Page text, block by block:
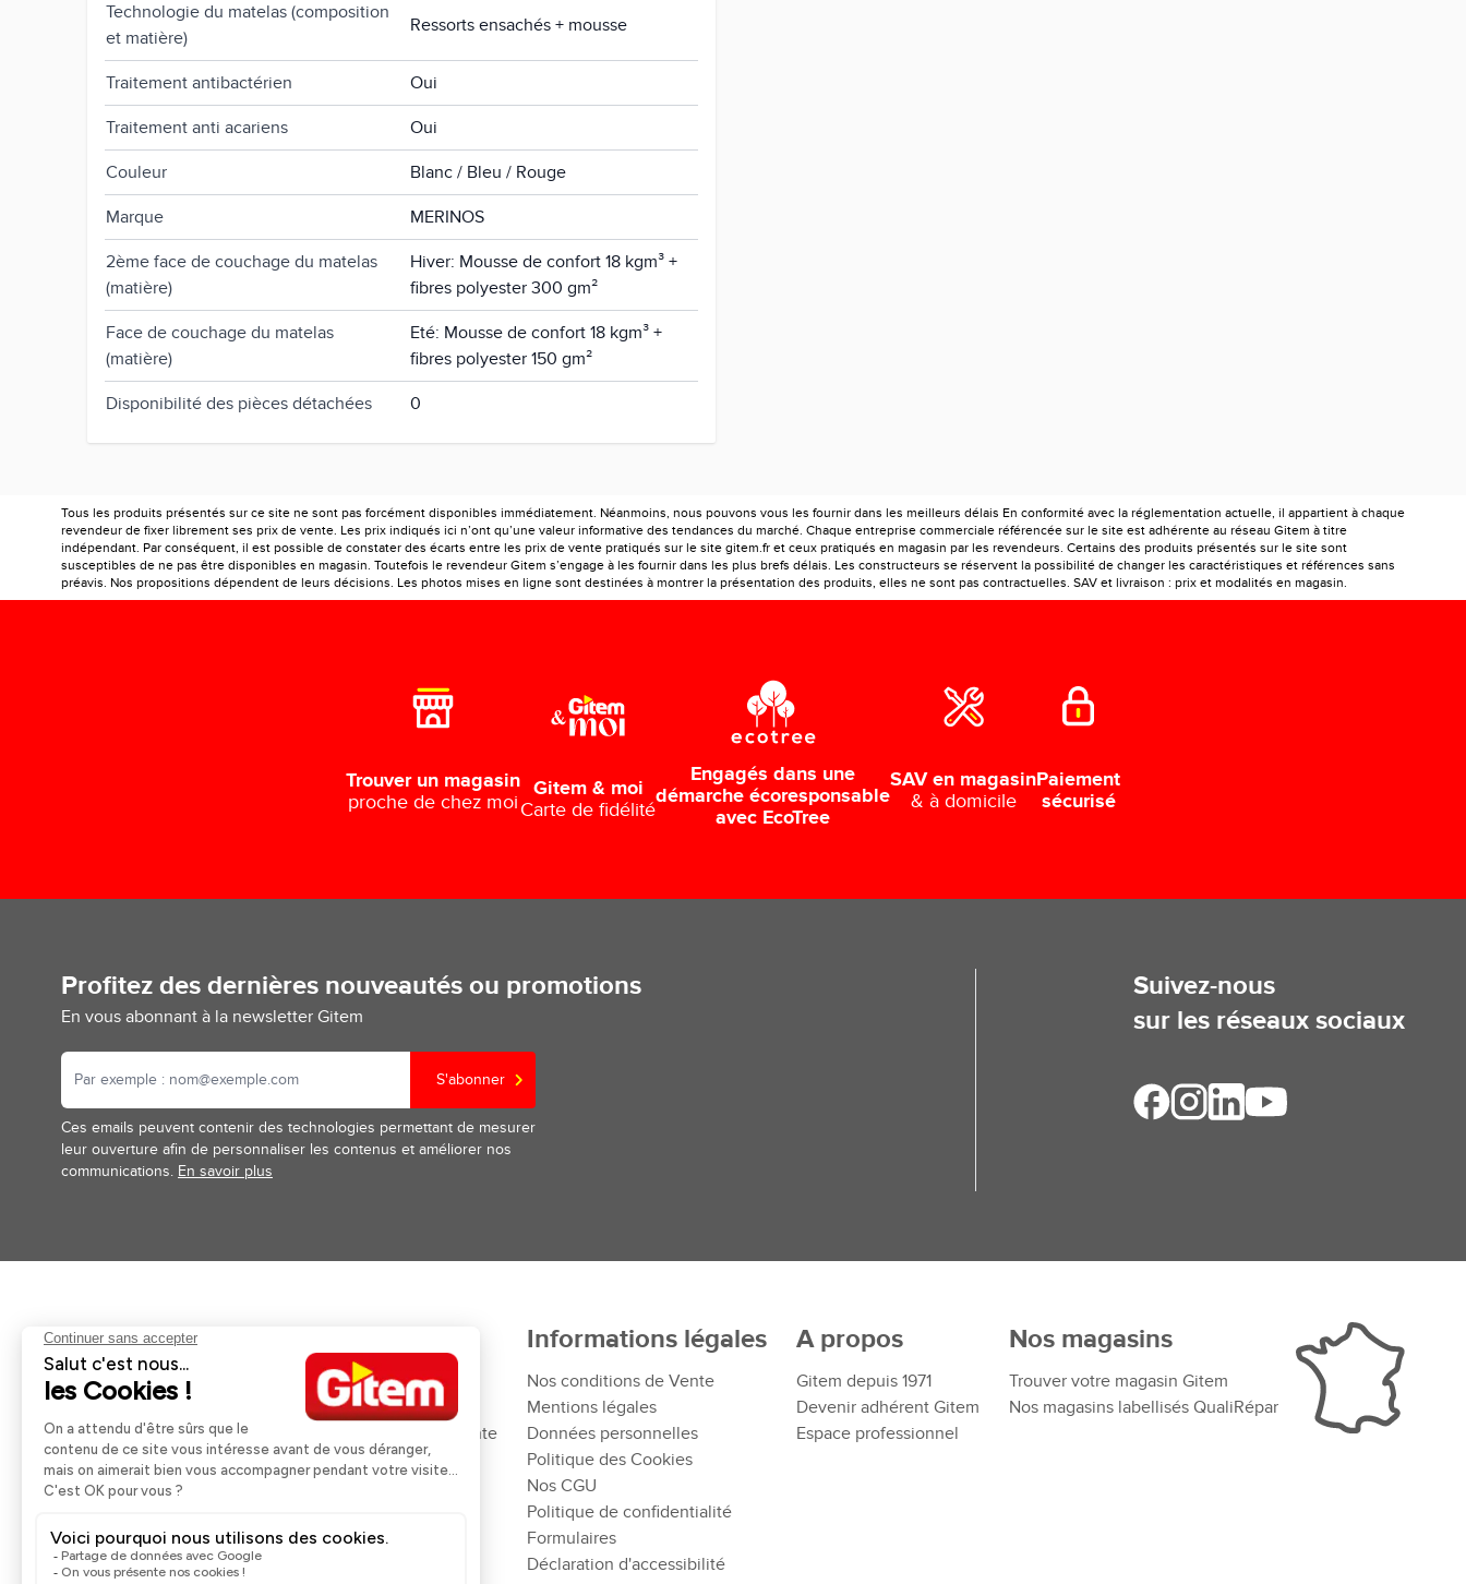
Technologie du matelas (composition
et matière)
Ressorts ensachés + mousse
Traitement antibactérien Oui
Traitement anti acariens Oui
Couleur Blanc / Bleu / Rouge
Marque MERINOS
2ème face de couchage du matelas
(matière)
Hiver: Mousse de confort 18 kgm³ +
fibres polyester 300 gm²
Face de couchage du matelas
(matière)
Eté: Mousse de confort 18 kgm³ +
fibres polyester 150 gm²
Disponibilité des pièces détachées 0
Tous les produits présentés sur ce site ne sont pas forcément disponibles immédiatement. Néanmoins, nous pouvons vous les fournir dans les meilleurs délais En conformité avec la réglementation actuelle, il appartient à chaque
revendeur de fixer librement ses prix de vente. Les prix indiqués ici n’ont qu’une valeur informative des tendances du marché. Chaque entreprise commerciale référencée sur le site est adhérente au réseau Gitem à titre
indépendant. Par conséquent, il est possible de constater des écarts entre les prix de vente pratiqués sur le site gitem.fr et ceux pratiqués en magasin par les revendeurs. Certains des produits présentés sur le site sont
susceptibles de ne pas être disponibles en magasin. Toutefois le revendeur Gitem s’engage à les fournir dans les plus brefs délais. Les constructeurs se réservent la possibilité de changer les caractéristiques et références sans
préavis. Nos propositions dépendent de leurs décisions. Les photos mises en ligne sont destinées à montrer la présentation des produits, elles ne sont pas contractuelles. SAV et livraison : prix et modalités en magasin.
Trouver un magasin
proche de chez moi
Gitem & moi
Carte de fidélité
Engagés dans une
démarche écoresponsable
avec EcoTree
SAV en magasin
& à domicile
Paiement
sécurisé
Profitez des dernières nouveautés ou promotions
En vous abonnant à la newsletter Gitem
S'abonner
Ces emails peuvent contenir des technologies permettant de mesurer
leur ouverture afin de personnaliser les contenus et améliorer nos
communications. En savoir plus
Suivez-nous
sur les réseaux sociaux
Aides et informations
Retour et remboursement
Nos guides d'achat
Livraison et retrait
Rappels Produits
Une question ?
Contactez-nous
Pose et services
Financement
Service Après Vente
Informations légales
Nos conditions de Vente
Mentions légales
Données personnelles
Politique des Cookies
Nos CGU
Politique de confidentialité
Formulaires
Déclaration d'accessibilité
A propos
Gitem depuis 1971
Devenir adhérent Gitem
Espace professionnel
Nos magasins
Trouver votre magasin Gitem
Nos magasins labellisés QualiRépar